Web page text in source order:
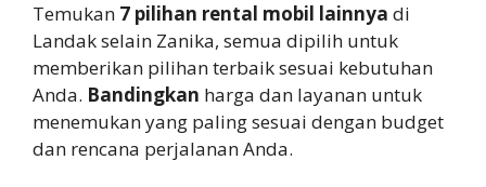
Temukan 7 pilihan rental mobil lainnya di
Landak selain Zanika, semua dipilih untuk
memberikan pilihan terbaik sesuai kebutuhan
Anda. Bandingkan harga dan layanan untuk
menemukan yang paling sesuai dengan budget
dan rencana perjalanan Anda.